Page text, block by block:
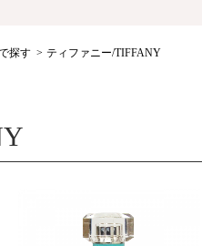
探す ティファニー/TIFFANY